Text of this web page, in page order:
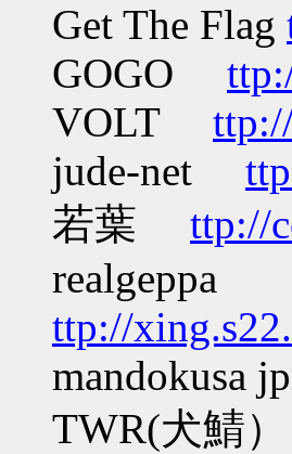
Get The Flag
GOGO
VOLT
jude-net
若葉 ttp://
realgeppa
ttp://
mandokusa
TWR(犬鯖